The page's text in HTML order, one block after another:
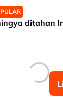
ditahan